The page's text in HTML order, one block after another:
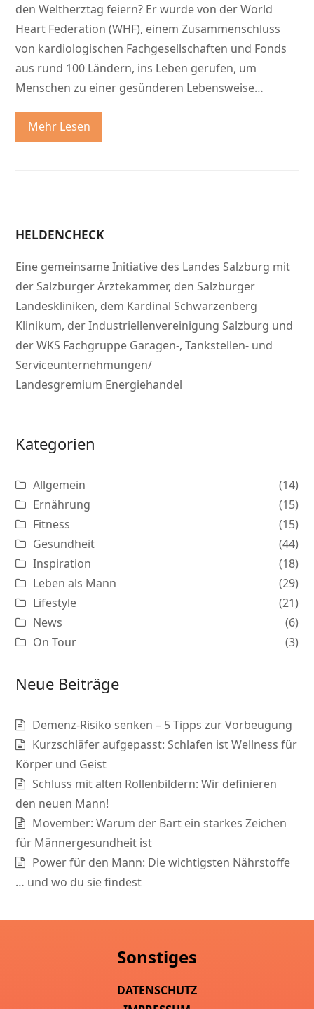
den Weltherztag feiern? Er wurde von der World
Heart Federation (WHF), einem Zusammenschluss
von kardiologischen Fachgesellschaften und Fonds
aus rund 100 Ländern, ins Leben gerufen, um
Menschen zu einer gesünderen Lebensweise…
Mehr Lesen
HELDENCHECK
Eine gemeinsame Initiative des Landes Salzburg mit
der Salzburger Ärztekammer, den Salzburger
Landeskliniken, dem Kardinal Schwarzenberg
Klinikum, der Industriellenvereinigung Salzburg und
der WKS Fachgruppe Garagen-, Tankstellen- und
Serviceunternehmungen/
Landesgremium Energiehandel
Kategorien
Allgemein
(14)
Ernährung
(15)
Fitness
(15)
Gesundheit
(44)
Inspiration
(18)
Leben als Mann
(29)
Lifestyle
(21)
News
(6)
On Tour
(3)
Neue Beiträge
Demenz-Risiko senken – 5 Tipps zur Vorbeugung
Kurzschläfer aufgepasst: Schlafen ist Wellness für
Körper und Geist
Schluss mit alten Rollenbildern: Wir definieren
den neuen Mann!
Movember: Warum der Bart ein starkes Zeichen
für Männergesundheit ist
Power für den Mann: Die wichtigsten Nährstoffe
… und wo du sie findest
Sonstiges
DATENSCHUTZ